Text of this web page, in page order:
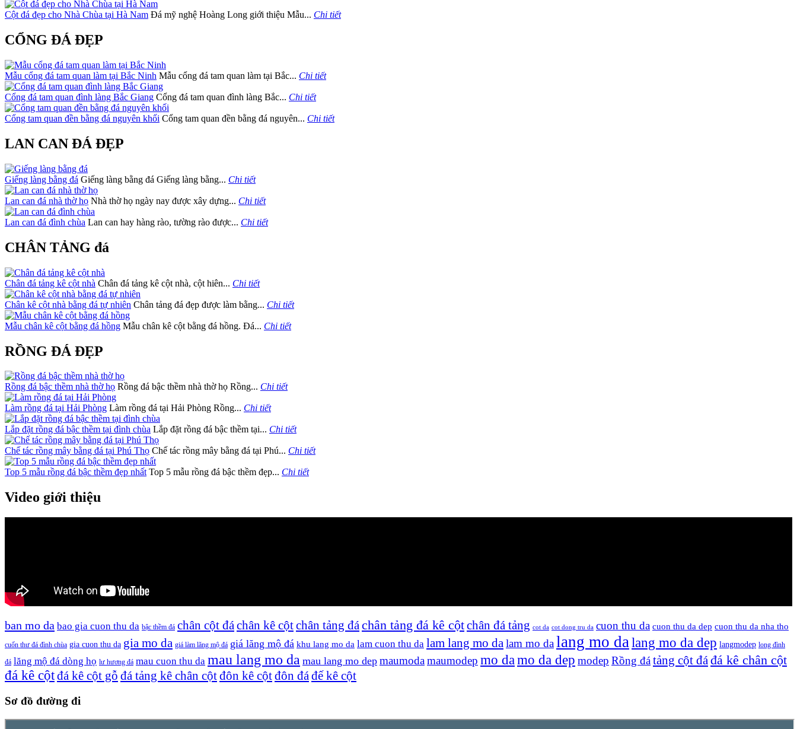
Cột đá đẹp cho Nhà Chùa tại Hà Nam Đá mỹ nghệ Hoàng Long giới thiệu Mẫu... Chi tiết
CỔNG ĐÁ ĐẸP
Mẫu cổng đá tam quan làm tại Bắc Ninh Mẫu cổng đá tam quan làm tại Bắc... Chi tiết
Cổng đá tam quan đình làng Bắc Giang Cổng đá tam quan đình làng Bắc... Chi tiết
Cổng tam quan đền bằng đá nguyên khối Cổng tam quan đền bằng đá nguyên... Chi tiết
LAN CAN ĐÁ ĐẸP
Giếng làng bằng đá Giếng làng bằng đá Giếng làng bằng... Chi tiết
Lan can đá nhà thờ họ Nhà thờ họ ngày nay được xây dựng... Chi tiết
Lan can đá đình chùa Lan can hay hàng rào, tường rào được... Chi tiết
CHÂN TẢNG đá
Chân đá tảng kê cột nhà Chân đá tảng kê cột nhà, cột hiên... Chi tiết
Chân kê cột nhà bằng đá tự nhiên Chân tảng đá đẹp được làm bằng... Chi tiết
Mẫu chân kê cột bằng đá hồng Mẫu chân kê cột bằng đá hồng. Đá... Chi tiết
RỒNG ĐÁ ĐẸP
Rồng đá bậc thềm nhà thờ họ Rồng đá bậc thềm nhà thờ họ Rồng... Chi tiết
Làm rồng đá tại Hải Phòng Làm rồng đá tại Hải Phòng Rồng... Chi tiết
Lắp đặt rồng đá bậc thềm tại đình chùa Lắp đặt rồng đá bậc thềm tại... Chi tiết
Chế tác rồng mây bằng đá tại Phú Thọ Chế tác rồng mây bằng đá tại Phú... Chi tiết
Top 5 mẫu rồng đá bậc thềm đẹp nhấtTop 5 mẫu rồng đá bậc thềm đẹp... Chi tiết
Video giới thiệu
ban mo da bao gia cuon thu da bậc thềm đá chân cột đáchân kê cộtchân tảng đáchân tảng đá kê cộtchân đá tảng cot da cot dong tru da cuon thu da cuon thu da dep cuon thu da nha tho
cuốn thư đá đình chùa gia cuon thu da gia mo da giá làm lăng mộ đá giá lăng mộ đá khu lang mo da lam cuon thu da lam lang mo dalam mo dalang mo dalang mo da dep langmodep long đình
đá lăng mộ đá dòng họ lư hương đá mau cuon thu da mau lang mo da mau lang mo dep maumodamaumodep mo damo da dep modep Rồng đátảng cột đáđá kê chân cột
đá kê cộtđá kê cột gỗ đá tảng kê chân cộtđôn kê cộtđôn đáđế kê cột
Sơ đồ đường đi